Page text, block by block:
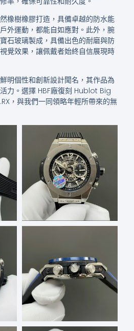
橡樹橡膠打造，具備卓越的防水能
外運動，都能自如應對。此外，腕
石玻璃製成，具備出色的耐磨與防
覺效果，讓佩戴者始終自信展現時
明個性和創新設計聞名，其作品為
力。選擇 HBF廠復刻 Hublot Big
，與我們一同領略年輕所帶來的無